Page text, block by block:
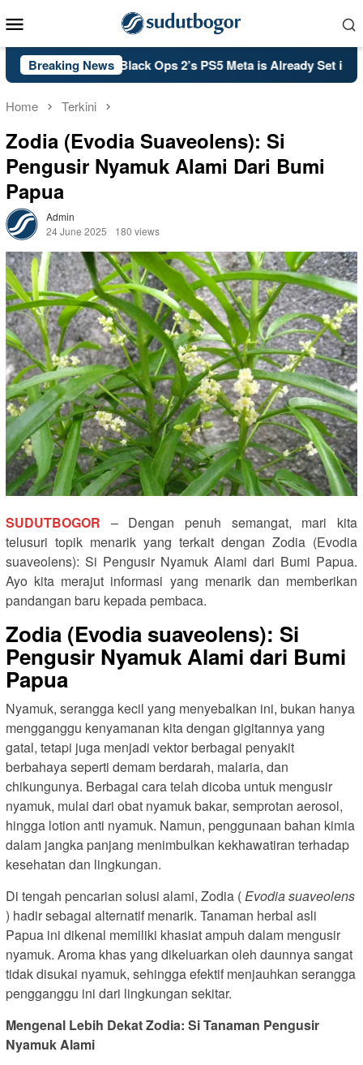
to
Menu
Breaking News
Duty: Black Ops 2’s PS5 Meta is Already Set in Stone
Home Terkini
Zodia (Evodia Suaveolens): Si
Pengusir Nyamuk Alami Dari Bumi
Papua
Admin
24 June 2025
180 views
SUDUTBOGOR – Dengan penuh semangat, mari kita
telusuri topik menarik yang terkait dengan Zodia (Evodia
suaveolens): Si Pengusir Nyamuk Alami dari Bumi Papua.
Ayo kita merajut informasi yang menarik dan memberikan
pandangan baru kepada pembaca.
Zodia (Evodia suaveolens): Si
Pengusir Nyamuk Alami dari Bumi
Papua
Nyamuk, serangga kecil yang menyebalkan ini, bukan hanya
mengganggu kenyamanan kita dengan gigitannya yang
gatal, tetapi juga menjadi vektor berbagai penyakit
berbahaya seperti demam berdarah, malaria, dan
chikungunya. Berbagai cara telah dicoba untuk mengusir
nyamuk, mulai dari obat nyamuk bakar, semprotan aerosol,
hingga lotion anti nyamuk. Namun, penggunaan bahan kimia
dalam jangka panjang menimbulkan kekhawatiran terhadap
kesehatan dan lingkungan.
Di tengah pencarian solusi alami, Zodia (Evodia suaveolens
) hadir sebagai alternatif menarik. Tanaman herbal asli
Papua ini dikenal memiliki khasiat ampuh dalam mengusir
nyamuk. Aroma khas yang dikeluarkan oleh daunnya sangat
tidak disukai nyamuk, sehingga efektif menjauhkan serangga
pengganggu ini dari lingkungan sekitar.
Mengenal Lebih Dekat Zodia: Si Tanaman Pengusir
Nyamuk Alami